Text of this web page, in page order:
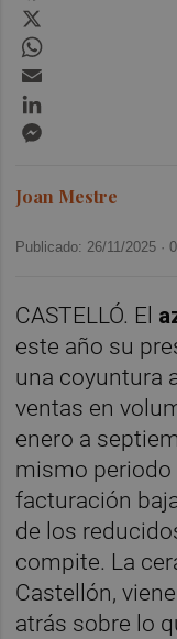
Joan Mestre
Publicado: 26/11/2025 ·
CASTELLÓ. El
este año su
una coyuntura
ventas en
enero a
mismo periodo
facturación
de los
compite. La
Castellón,
atrás sobre lo